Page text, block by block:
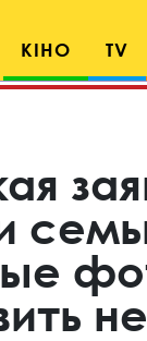
КІНО TV